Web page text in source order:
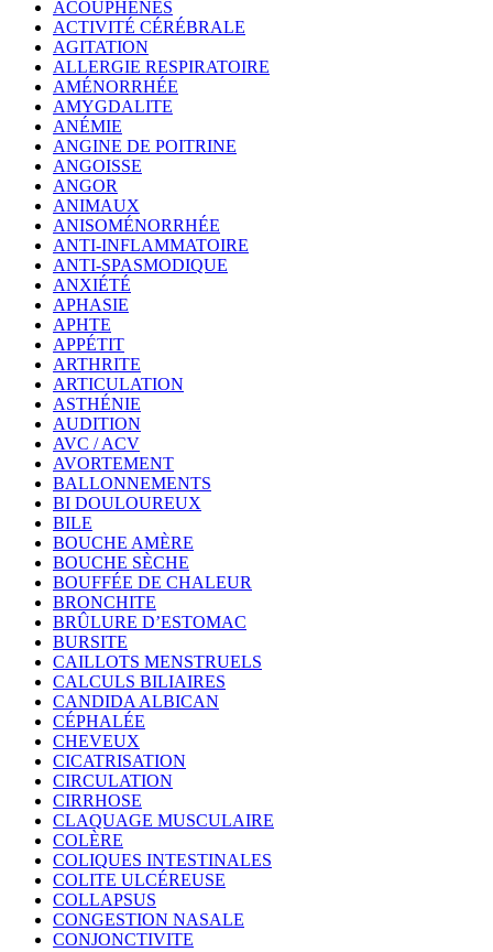
ACOUPHÈNES
ACTIVITÉ CÉRÉBRALE
AGITATION
ALLERGIE RESPIRATOIRE
AMÉNORRHÉE
AMYGDALITE
ANÉMIE
ANGINE DE POITRINE
ANGOISSE
ANGOR
ANIMAUX
ANISOMÉNORRHÉE
ANTI-INFLAMMATOIRE
ANTI-SPASMODIQUE
ANXIÉTÉ
APHASIE
APHTE
APPÉTIT
ARTHRITE
ARTICULATION
ASTHÉNIE
AUDITION
AVC / ACV
AVORTEMENT
BALLONNEMENTS
BI DOULOUREUX
BILE
BOUCHE AMÈRE
BOUCHE SÈCHE
BOUFFÉE DE CHALEUR
BRONCHITE
BRÛLURE D’ESTOMAC
BURSITE
CAILLOTS MENSTRUELS
CALCULS BILIAIRES
CANDIDA ALBICAN
CÉPHALÉE
CHEVEUX
CICATRISATION
CIRCULATION
CIRRHOSE
CLAQUAGE MUSCULAIRE
COLÈRE
COLIQUES INTESTINALES
COLITE ULCÉREUSE
COLLAPSUS
CONGESTION NASALE
CONJONCTIVITE